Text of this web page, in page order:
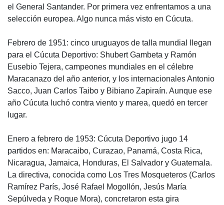
el General Santander. Por primera vez enfrentamos a una
selección europea. Algo nunca más visto en Cúcuta.
Febrero de 1951: cinco uruguayos de talla mundial llegan
para el Cúcuta Deportivo: Shubert Gambeta y Ramón
Eusebio Tejera, campeones mundiales en el célebre
Maracanazo del año anterior, y los internacionales Antonio
Sacco, Juan Carlos Taibo y Bibiano Zapiraín. Aunque ese
año Cúcuta luchó contra viento y marea, quedó en tercer
lugar.
Enero a febrero de 1953: Cúcuta Deportivo jugo 14
partidos en: Maracaibo, Curazao, Panamá, Costa Rica,
Nicaragua, Jamaica, Honduras, El Salvador y Guatemala.
La directiva, conocida como Los Tres Mosqueteros (Carlos
Ramírez París, José Rafael Mogollón, Jesús María
Sepúlveda y Roque Mora), concretaron esta gira